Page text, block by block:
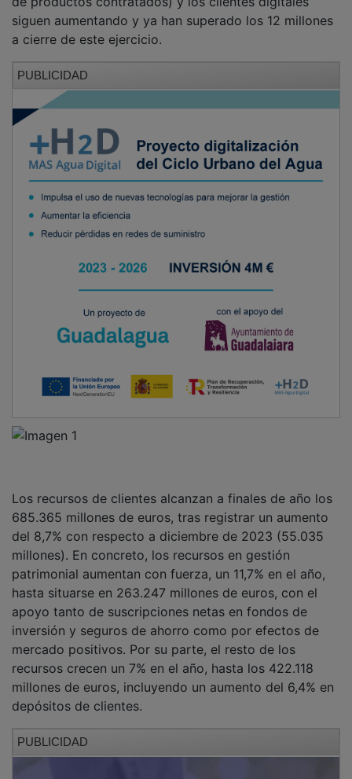
siguen aumentando y ya han superado los 12 millones
a cierre de este ejercicio.
685.365 millones de euros, tras registrar un aumento
del 8,7% con respecto a diciembre de 2023 (55.035
millones). En concreto, los recursos en gestión
patrimonial aumentan con fuerza, un 11,7% en el año,
hasta situarse en 263.247 millones de euros, con el
apoyo tanto de suscripciones netas en fondos de
inversión y seguros de ahorro como por efectos de
mercado positivos. Por su parte, el resto de los
recursos crecen un 7% en el año, hasta los 422.118
millones de euros, incluyendo un aumento del 6,4% en
depósitos de clientes.